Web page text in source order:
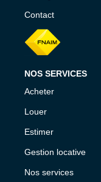
Contact
NOS SERVICES
Acheter
Louer
Estimer
Gestion locative
Nos services